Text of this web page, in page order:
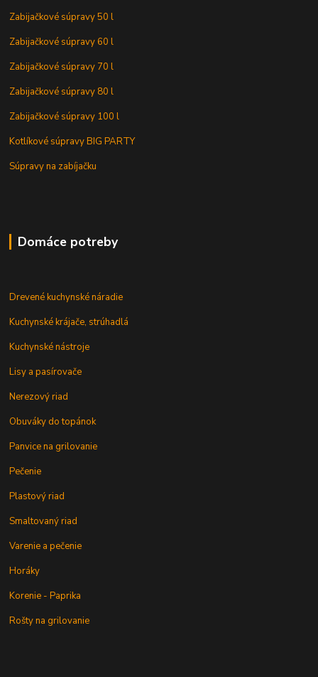
Zabijačkové súpravy 50 l
Zabijačkové súpravy 60 l
Zabijačkové súpravy 70 l
Zabijačkové súpravy 80 l
Zabijačkové súpravy 100 l
Kotlíkové súpravy BIG PARTY
Súpravy na zabíjačku
Domáce potreby
Drevené kuchynské náradie
Kuchynské krájače, strúhadlá
Kuchynské nástroje
Lisy a pasírovače
Nerezový riad
Obuváky do topánok
Panvice na grilovanie
Pečenie
Plastový riad
Smaltovaný riad
Varenie a pečenie
Horáky
Korenie - Paprika
Rošty na grilovanie